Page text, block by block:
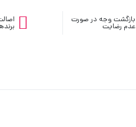
بازگشت وجه در صورت
عدم رضایت